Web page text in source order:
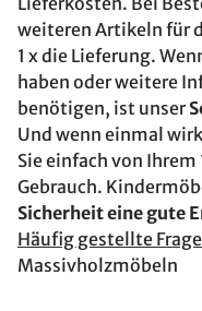
weiteren Artikeln für
1 x die Lieferung.
haben oder weitere
benötigen, ist unser
Und wenn einmal
Sie einfach von
Gebrauch.
Sicherheit eine gute
Häufig gestellte
Massivholzmöbeln